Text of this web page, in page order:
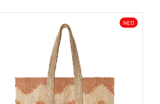
NEO